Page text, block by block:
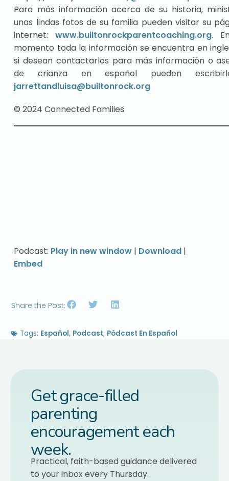
Para más información acerca de su historia,
unas lindas fotos de su familia pueden visitar su
internet:www.builtonrockparentcoaching.org.
momento toda la información se encuentra en
si desean contactarlos para más información o
de crianza en español pueden
jarrettandluisa@builtonrock.org
© 2024 Connected Families
Podcast: Play in new window | Download |
Embed
Share the Post:
Tags: Español, Podcast, Pódcast En Español
Get grace-filled
parenting
encouragement each
week.
Practical, faith-based guidance delivered
to your inbox every Thursday.